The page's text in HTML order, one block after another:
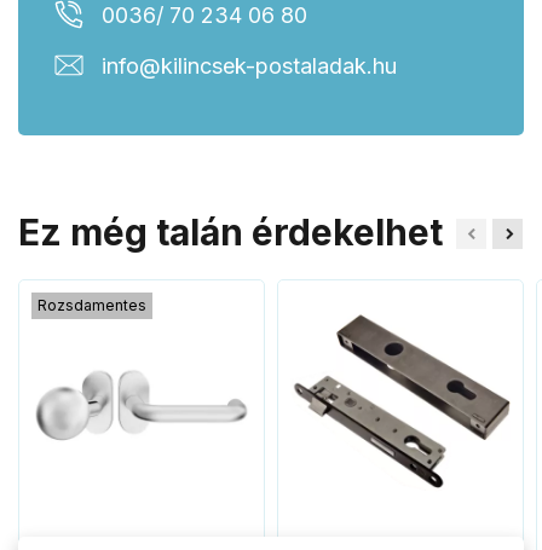
0036/ 70 234 06 80
info@kilincsek-postaladak.hu
Ez még talán érdekelhet
Rozsdamentes